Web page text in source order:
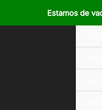
Estamos de